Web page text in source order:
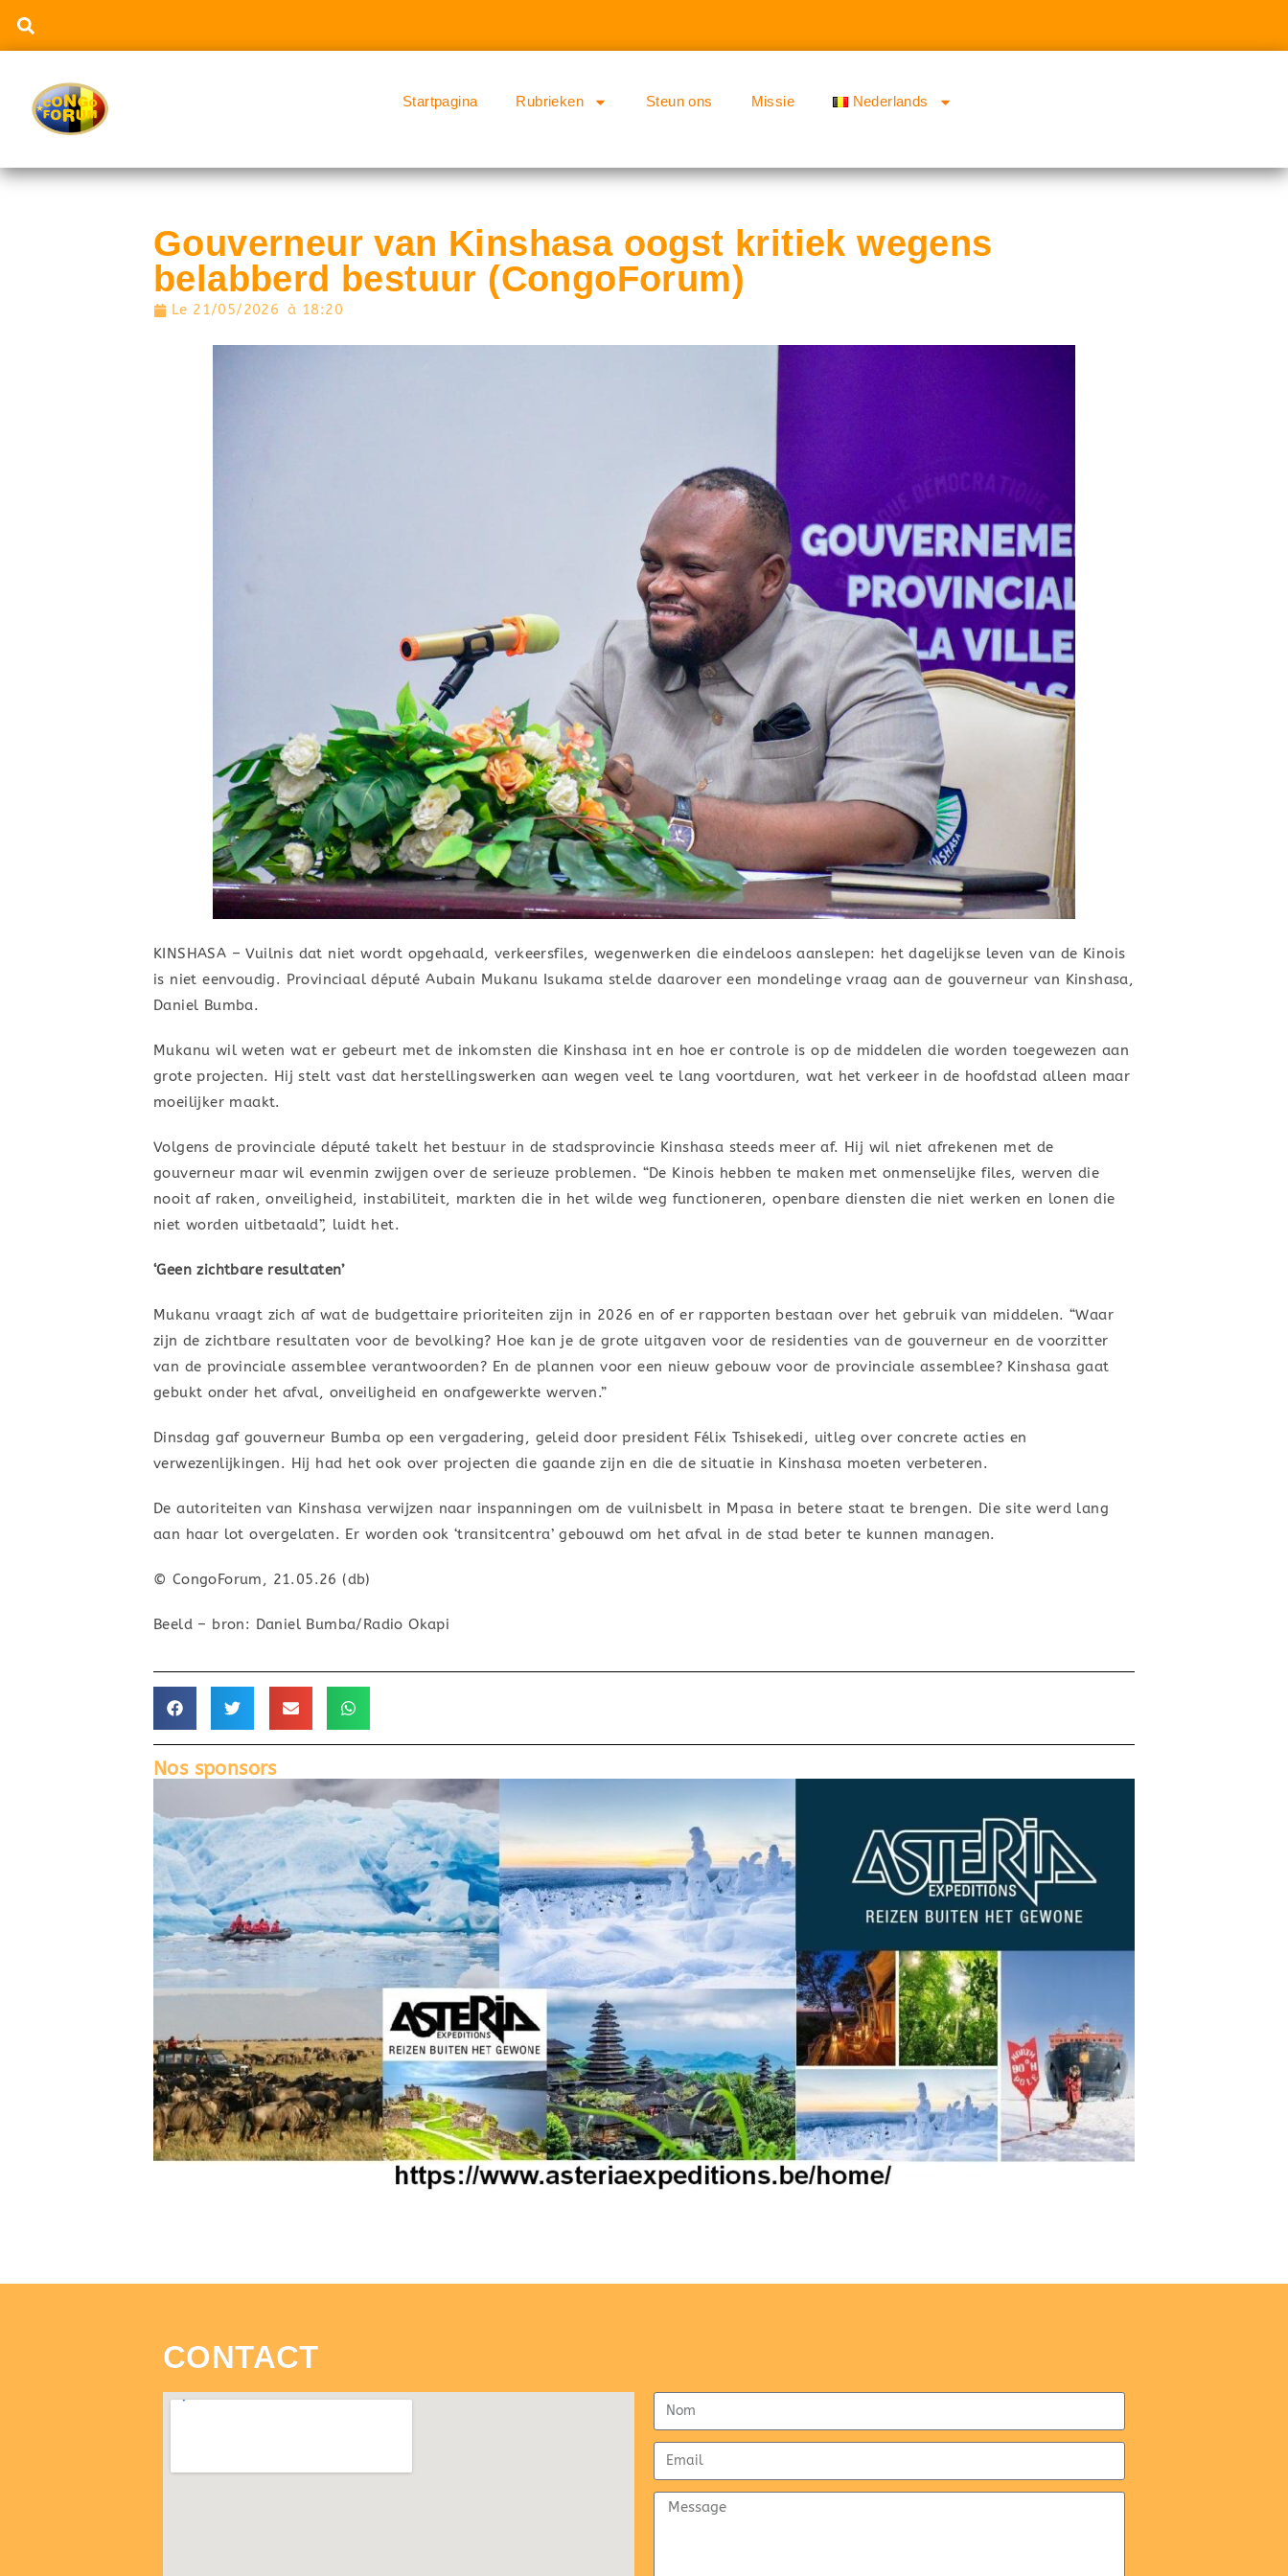
Startpagina Rubrieken Steun ons Missie Nederlands
Gouverneur van Kinshasa oogst kritiek wegens
belabberd bestuur (CongoForum)
Le 21/05/2026 à 18:20
KINSHASA – Vuilnis dat niet wordt opgehaald, verkeersfiles, wegenwerken die eindeloos aanslepen: het dagelijkse leven van de Kinois
is niet eenvoudig. Provinciaal député Aubain Mukanu Isukama stelde daarover een mondelinge vraag aan de gouverneur van Kinshasa,
Daniel Bumba.
Mukanu wil weten wat er gebeurt met de inkomsten die Kinshasa int en hoe er controle is op de middelen die worden toegewezen aan
grote projecten. Hij stelt vast dat herstellingswerken aan wegen veel te lang voortduren, wat het verkeer in de hoofdstad alleen maar
moeilijker maakt.
Volgens de provinciale député takelt het bestuur in de stadsprovincie Kinshasa steeds meer af. Hij wil niet afrekenen met de
gouverneur maar wil evenmin zwijgen over de serieuze problemen. “De Kinois hebben te maken met onmenselijke files, werven die
nooit af raken, onveiligheid, instabiliteit, markten die in het wilde weg functioneren, openbare diensten die niet werken en lonen die
niet worden uitbetaald”, luidt het.
‘Geen zichtbare resultaten’
Mukanu vraagt zich af wat de budgettaire prioriteiten zijn in 2026 en of er rapporten bestaan over het gebruik van middelen. “Waar
zijn de zichtbare resultaten voor de bevolking? Hoe kan je de grote uitgaven voor de residenties van de gouverneur en de voorzitter
van de provinciale assemblee verantwoorden? En de plannen voor een nieuw gebouw voor de provinciale assemblee? Kinshasa gaat
gebukt onder het afval, onveiligheid en onafgewerkte werven.”
Dinsdag gaf gouverneur Bumba op een vergadering, geleid door president Félix Tshisekedi, uitleg over concrete acties en
verwezenlijkingen. Hij had het ook over projecten die gaande zijn en die de situatie in Kinshasa moeten verbeteren.
De autoriteiten van Kinshasa verwijzen naar inspanningen om de vuilnisbelt in Mpasa in betere staat te brengen. Die site werd lang
aan haar lot overgelaten. Er worden ook ‘transitcentra’ gebouwd om het afval in de stad beter te kunnen managen.
© CongoForum, 21.05.26 (db)
Beeld – bron: Daniel Bumba/Radio Okapi
Nos sponsors
CONTACT